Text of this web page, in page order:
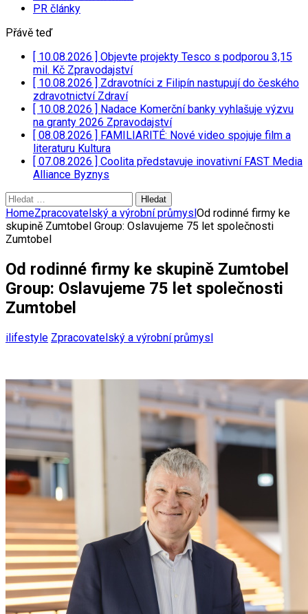
PR články
Přávě teď
[ 10.08.2026 ] Objevte projekty Tesco s podporou 3,15
mil. Kč Zpravodajství
[ 10.08.2026 ] Zdravotníci z Filipín nastupují do českého
zdravotnictví Zdraví
[ 10.08.2026 ] Nadace Komerční banky vyhlašuje výzvu
na granty 2026 Zpravodajství
[ 08.08.2026 ] FAMILIARITÉ: Nové video spojuje film a
literaturu Kultura
[ 07.08.2026 ] Coolita představuje inovativní FAST Media
Alliance Byznys
Vyhledávání
HomeZpracovatelský a výrobní průmyslOd rodinné firmy ke
skupině Zumtobel Group: Oslavujeme 75 let společnosti
Zumtobel
Od rodinné firmy ke skupině Zumtobel
Group: Oslavujeme 75 let společnosti
Zumtobel
ilifestyle Zpracovatelský a výrobní průmysl